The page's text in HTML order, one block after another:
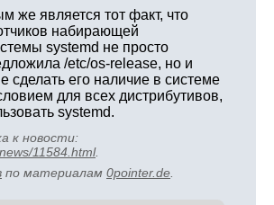
же является тот факт, что
набирающей
systemd не просто
/etc/os-release, но и
сделать его наличие в системе
для всех дистрибутивов,
systemd.
к новости:
11584.html.
по материалам 0pointer.de